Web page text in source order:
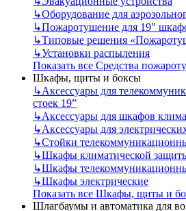
↳Оборудование для
↳Пожаротушение для 19"
↳Типовые решения
↳Установки распыления
Показать все Средства
Шкафы, щиты и боксы
↳Аксессуары для
стоек 19”
↳Аксессуары для шкафов
↳Аксессуары для
↳Стойки
↳Шкафы климатической
↳Шкафы
↳Шкафы электрические
Показать все Шкафы, щиты и
Шлагбаумы и автоматика для